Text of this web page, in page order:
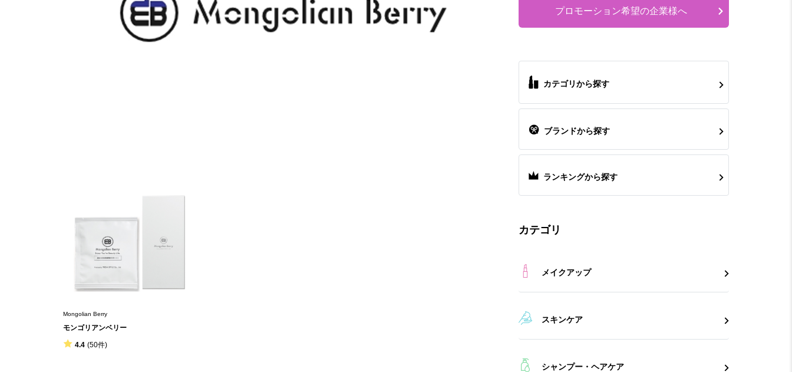
Mongolian Berry
モンゴリアンベリー
4.4 (50件)
プロモーション希望の企業様へ
カテゴリから探す
ブランドから探す
ランキングから探す
カテゴリ
メイクアップ
スキンケア
シャンプー・ヘアケア